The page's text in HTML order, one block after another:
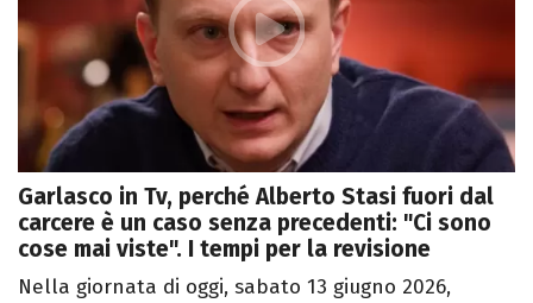
Garlasco in Tv, perché Alberto Stasi fuori dal
carcere è un caso senza precedenti: "Ci sono
cose mai viste". I tempi per la revisione
Nella giornata di oggi, sabato 13 giugno 2026,